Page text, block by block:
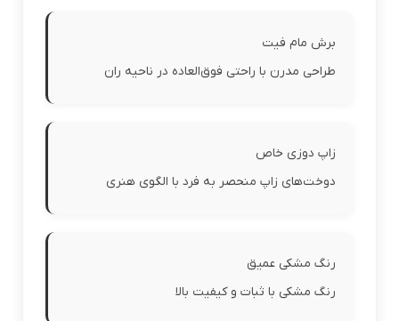
برش مام فیت
طراحی مدرن با راحتی فوق‌العاده در ناحیه ران
زاپ دوزی خاص
دوخت‌های زاپ منحصر به فرد با الگوی هنری
رنگ مشکی عمیق
رنگ مشکی با ثبات و کیفیت بالا